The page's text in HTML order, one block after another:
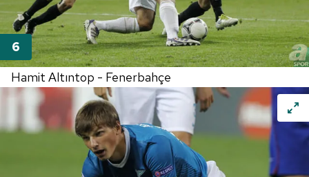
Hamit Altıntop - Fenerbahçe